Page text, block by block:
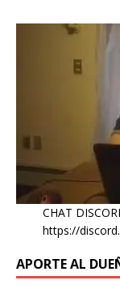
CHAT
https://
APORTE AL